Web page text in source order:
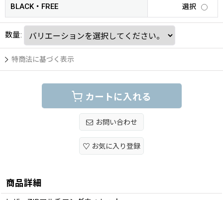
BLACK・FREE 選択
数量:
特商法に基づく表示
カートに入れる
お問い合わせ
お気に入り登録
商品詳細